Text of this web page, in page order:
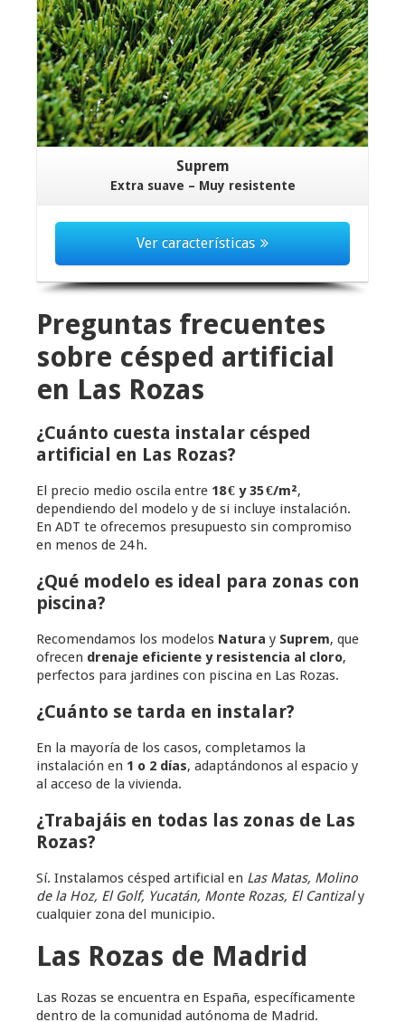
Suprem
Extra suave – Muy resistente
Ver características
Preguntas frecuentes
sobre césped artificial
en Las Rozas
¿Cuánto cuesta instalar césped
artificial en Las Rozas?
El precio medio oscila entre 18 € y 35 €/m²,
dependiendo del modelo y de si incluye instalación.
En ADT te ofrecemos presupuesto sin compromiso
en menos de 24 h.
¿Qué modelo es ideal para zonas con
piscina?
Recomendamos los modelos Natura y Suprem, que
ofrecen drenaje eficiente y resistencia al cloro,
perfectos para jardines con piscina en Las Rozas.
¿Cuánto se tarda en instalar?
En la mayoría de los casos, completamos la
instalación en 1 o 2 días, adaptándonos al espacio y
al acceso de la vivienda.
¿Trabajáis en todas las zonas de Las
Rozas?
Sí. Instalamos césped artificial en Las Matas, Molino
de la Hoz, El Golf, Yucatán, Monte Rozas, El Cantizaly
cualquier zona del municipio.
Las Rozas de Madrid
Las Rozas se encuentra en España, específicamente
dentro de la comunidad autónoma de Madrid.